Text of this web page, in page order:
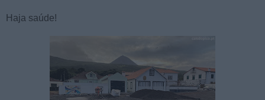
Haja saúde!